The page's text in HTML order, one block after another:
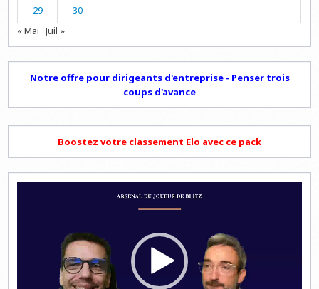
29
30
« Mai Juil »
Notre offre pour dirigeants d'entreprise - Penser trois
coups d'avance
Boostez votre classement Elo avec ce pack